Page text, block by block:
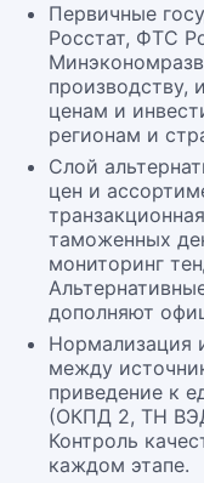
Первичные
Росстат, ФТС
производству,
ценам и
регионам и
Слой
цен и
таможенных
мониторинг
дополняют
Нормализация
между
приведение к
(ОКПД 2, ТН
Контроль
каждом этапе.